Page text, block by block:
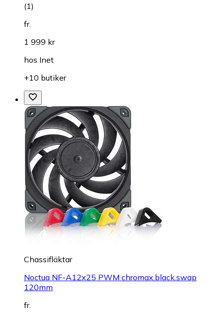
(1)
fr.
1 999 kr
hos Inet
+10 butiker
Chassifläktar
Noctua NF-A12x25 PWM chromax.black.swap
120mm
fr.